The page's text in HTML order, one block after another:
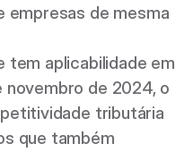
empresas de mesma
tem aplicabilidade em
novembro de 2024, o
tributária
que também